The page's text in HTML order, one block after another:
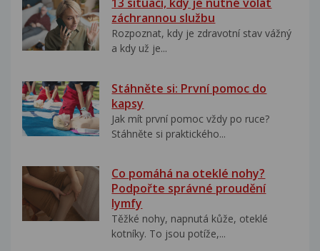
záchrannou službu
Rozpoznat, kdy je zdravotní stav vážný
a kdy už je...
Stáhněte si: První pomoc do
kapsy
Jak mít první pomoc vždy po ruce?
Stáhněte si praktického...
Co pomáhá na oteklé nohy?
Podpořte správné proudění
lymfy
Těžké nohy, napnutá kůže, oteklé
kotníky. To jsou potíže,...